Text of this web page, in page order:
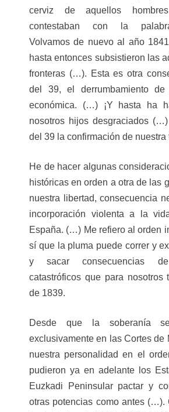
cerviz de aquellos
contestaban con la
Volvamos de nuevo al año
hasta entonces subsistieron las
fronteras (…). Esta es otra
del 39, el derrumbamiento de
económica. (…) ¡Y hasta ha
nosotros hijos desgraciados
del 39 la confirmación de
He de hacer algunas
históricas en orden a otra de las
nuestra libertad, consecuencia
incorporación violenta a la
España. (…) Me refiero al orden
sí que la pluma puede correr y
y sacar consecuencias
catastróficos que para nosotros
de 1839.
Desde que la soberanía
exclusivamente en las Cortes de
nuestra personalidad en el
pudieron ya en adelante los
Euzkadi Peninsular pactar y
otras potencias como antes